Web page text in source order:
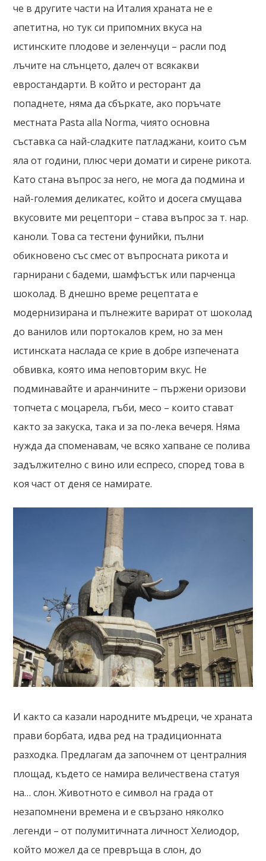
че в другите части на Италия храната не е
апетитна, но тук си припомних вкуса на
истинските плодове и зеленчуци – расли под
лъчите на слънцето, далеч от всякакви
евростандарти. В който и ресторант да
попаднете, няма да сбъркате, ако поръчате
местната Pasta alla Norma, чиято основна
съставка са най-сладките патладжани, които съм
яла от години, плюс чери домати и сирене рикота.
Като стана въпрос за него, не мога да подмина и
най-големия деликатес, който и досега смущава
вкусовите ми рецептори – става въпрос за т. нар.
каноли. Това са тестени фунийки, пълни
обикновено със смес от въпросната рикота и
гарнирани с бадеми, шамфъстък или парченца
шоколад. В днешно време рецептата е
модернизирана и пълнежите варират от шоколад
до ванилов или портокалов крем, но за мен
истинската наслада се крие в добре изпечената
обвивка, която има неповторим вкус. Не
подминавайте и аранчините – пържени оризови
топчета с моцарела, гъби, месо – които стават
както за закуска, така и за по-лека вечеря. Няма
нужда да споменавам, че всяко хапване се полива
задължително с вино или еспресо, според това в
коя част от деня се намирате.
И както са казали народните мъдреци, че храната
прави борбата, идва ред на традиционната
разходка. Предлагам да започнем от централния
площад, където се намира величествена статуя
на… слон. Животното е символ на града от
незапомнени времена и е свързано няколко
легенди – от полумитичната личност Хелиодор,
който можел да се превръща в слон, до